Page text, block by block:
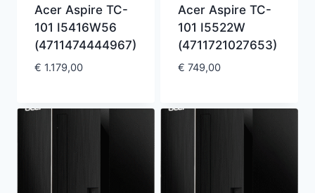
Acer Aspire TC-
101 I5416W56
(4711474444967)
€ 1.179,00
Acer Aspire TC-
101 I5522W
(4711721027653)
€ 749,00